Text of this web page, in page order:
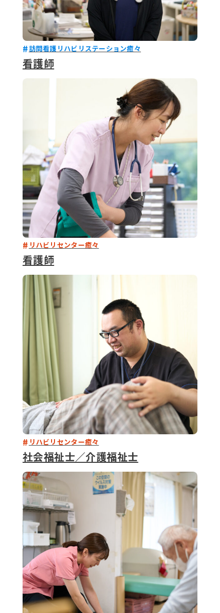
訪問看護リハビリステーション癒々
看護師
リハビリセンター癒々
看護師
リハビリセンター癒々
社会福祉士／介護福祉士